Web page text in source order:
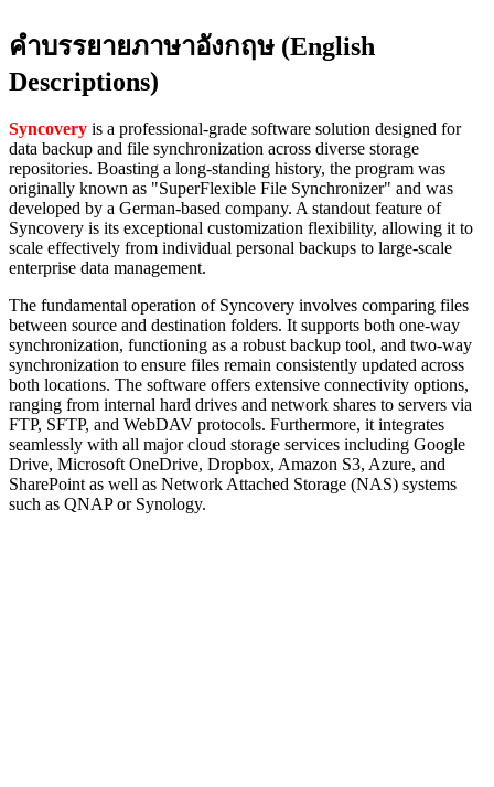
คำบรรยายภาษาอังกฤษ (English
Descriptions)
Syncovery is a professional-grade software solution designed for
data backup and file synchronization across diverse storage
repositories. Boasting a long-standing history, the program was
originally known as "SuperFlexible File Synchronizer" and was
developed by a German-based company. A standout feature of
Syncovery is its exceptional customization flexibility, allowing it to
scale effectively from individual personal backups to large-scale
enterprise data management.
The fundamental operation of Syncovery involves comparing files
between source and destination folders. It supports both one-way
synchronization, functioning as a robust backup tool, and two-way
synchronization to ensure files remain consistently updated across
both locations. The software offers extensive connectivity options,
ranging from internal hard drives and network shares to servers via
FTP, SFTP, and WebDAV protocols. Furthermore, it integrates
seamlessly with all major cloud storage services including Google
Drive, Microsoft OneDrive, Dropbox, Amazon S3, Azure, and
SharePoint as well as Network Attached Storage (NAS) systems
such as QNAP or Synology.